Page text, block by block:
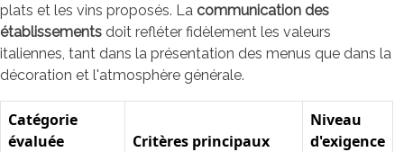
plats et les vins proposés. La communication des
établissements doit refléter fidèlement les valeurs
italiennes, tant dans la présentation des menus que dans la
décoration et l'atmosphère générale.
Catégorie
évaluée
Critères principaux
Niveau
d'exigence